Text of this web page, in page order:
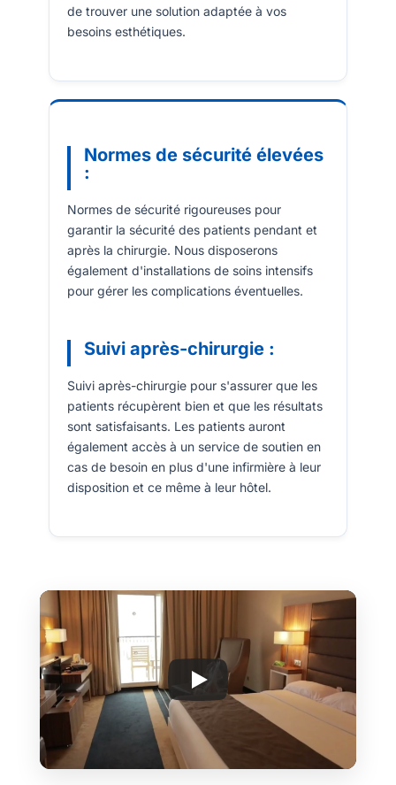
de trouver une solution adaptée à vos
besoins esthétiques.
Normes de sécurité élevées
:
Normes de sécurité rigoureuses pour
garantir la sécurité des patients pendant et
après la chirurgie. Nous disposerons
également d'installations de soins intensifs
pour gérer les complications éventuelles.
Suivi après-chirurgie :
Suivi après-chirurgie pour s'assurer que les
patients récupèrent bien et que les résultats
sont satisfaisants. Les patients auront
également accès à un service de soutien en
cas de besoin en plus d'une infirmière à leur
disposition et ce même à leur hôtel.